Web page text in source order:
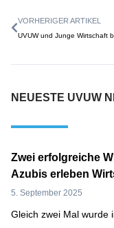
VORHERIGER ARTIKEL
NEUESTE UVUW
Zwei erfolgreiche
Azubis erleben
5. September 2025
Gleich zwei Mal wurde